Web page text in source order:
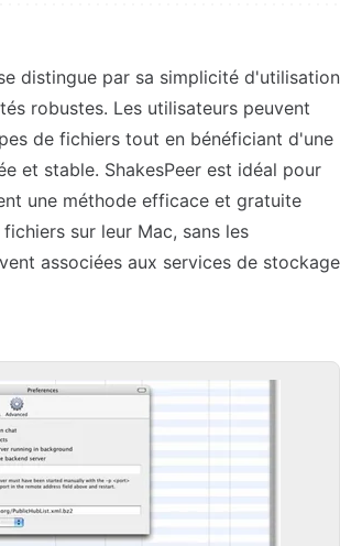
distingue par sa simplicité d'utilisation
robustes. Les utilisateurs peuvent
de fichiers tout en bénéficiant d'une
et stable. ShakesPeer est idéal pour
une méthode efficace et gratuite
sur leur Mac, sans les
associées aux services de stockage